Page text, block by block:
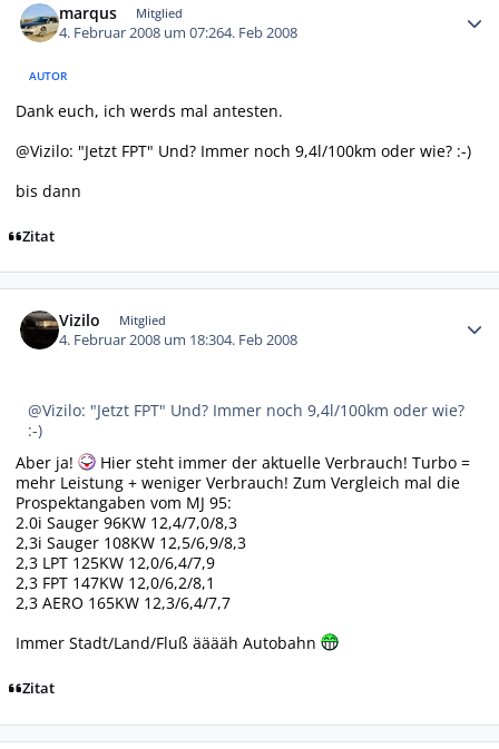
marqus Mitglied
4. Februar 2008 um 07:264. Feb 2008
AUTOR
Dank euch, ich werds mal antesten.
@Vizilo: "Jetzt FPT" Und? Immer noch 9,4l/100km oder wie? :-)
bis dann
Zitat
Vizilo Mitglied
4. Februar 2008 um 18:304. Feb 2008
@Vizilo: "Jetzt FPT" Und? Immer noch 9,4l/100km oder wie?
:-)
Aber ja!
Hier steht immer der aktuelle Verbrauch! Turbo =
mehr Leistung + weniger Verbrauch! Zum Vergleich mal die
Prospektangaben vom MJ 95:
2.0i Sauger 96KW 12,4/7,0/8,3
2,3i Sauger 108KW 12,5/6,9/8,3
2,3 LPT 125KW 12,0/6,4/7,9
2,3 FPT 147KW 12,0/6,2/8,1
2,3 AERO 165KW 12,3/6,4/7,7
Immer Stadt/Land/Fluß ääääh Autobahn
Zitat